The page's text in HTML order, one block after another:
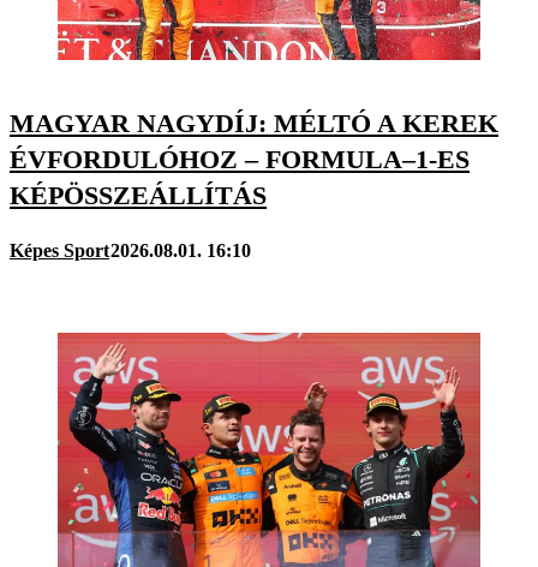
MAGYAR NAGYDÍJ: MÉLTÓ A KEREK
ÉVFORDULÓHOZ – FORMULA–1-ES
KÉPÖSSZEÁLLÍTÁS
Képes Sport2026.08.01. 16:10